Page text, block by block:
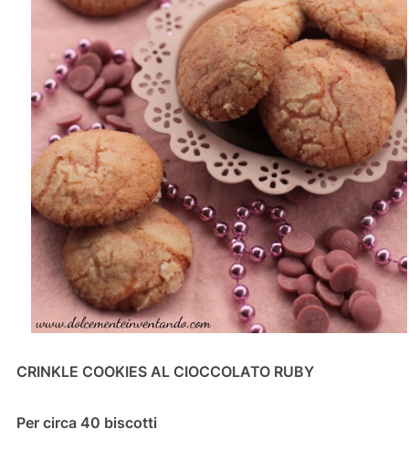
CRINKLE COOKIES AL CIOCCOLATO RUBY
Per circa 40 biscotti